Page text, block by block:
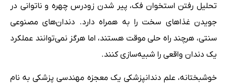
تحلیل رفتن استخوان فک، پیر شدن زودرس چهره و ناتوانی در
جویدن غذاهای سخت را به همراه دارد. دندان‌های مصنوعی
سنتی، هرچند راه حلی موقت هستند، اما هرگز نمی‌توانند عملکرد
یک دندان واقعی را شبیه‌سازی کنند.
خوشبختانه، علم دندانپزشکی یک معجزه مهندسی پزشکی به نام